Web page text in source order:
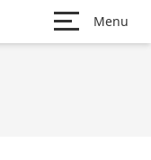
Menu